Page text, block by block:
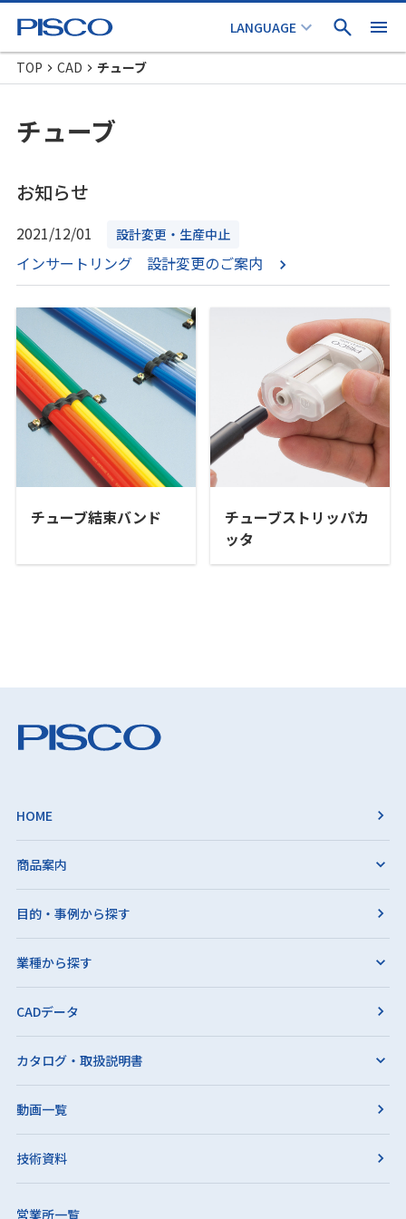
TOP CAD チューブ
チューブ
お知らせ
2021/12/01 設計変更・生産中止
インサートリング 設計変更のご案内
チューブ結束バンド
チューブストリッパカ
ッタ
HOME
商品案内
目的・事例から探す
業種から探す
CADデータ
カタログ・取扱説明書
動画一覧
技術資料
営業所一覧